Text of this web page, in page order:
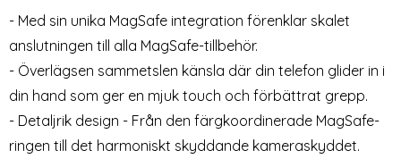
- Med sin unika MagSafe integration förenklar skalet
anslutningen till alla MagSafe-tillbehör.
- Överlägsen sammetslen känsla där din telefon glider in i
din hand som ger en mjuk touch och förbättrat grepp.
- Detaljrik design - Från den färgkoordinerade MagSafe-
ringen till det harmoniskt skyddande kameraskyddet.